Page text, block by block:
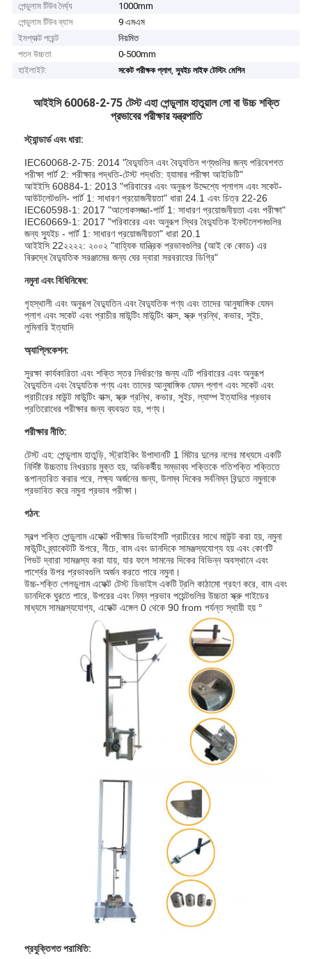
পেন্ডুলাম টিউব দৈর্ঘ্য
1000mm
পেন্ডুলাম টিউব ব্যাস
9 এমএম
ইমপ্যাক্ট পয়েন্ট
নিয়মিত
পতন উচ্চতা
0-500mm
হাইলাইট:
সকেট পরীক্ষক প্লাগ,স্যুইচ লাইফ টেস্টিং মেশিন
আইইসি 60068-2-75 টেস্ট এহা পেন্ডুলাম হাতুয়াল লো বা উচ্চ শক্তি
প্রভাবের পরীক্ষার যন্ত্রপাতি
স্ট্যান্ডার্ড এবং ধারা:
IEC60068-2-75: 2014 "বৈদ্যুতিন এবং বৈদ্যুতিন পণ্যগুলির জন্য পরিবেশগত
পরীক্ষা পার্ট 2: পরীক্ষার পদ্ধতি-টেস্ট পদ্ধতি: হ্যামার পরীক্ষা আইডিটি"
আইইসি 60884-1: 2013 "পরিবারের এবং অনুরূপ উদ্দেশ্যে প্লাগস এবং সকেট-
আউটলেটগুলি- পার্ট 1: সাধারণ প্রয়োজনীয়তা" ধারা 24.1 এবং চিত্র 22-26
IEC60598-1: 2017 "আলোকসজ্জা-পার্ট 1: সাধারণ প্রয়োজনীয়তা এবং পরীক্ষা"
IEC60669-1: 2017 "পরিবারের এবং অনুরূপ স্থির বৈদ্যুতিক ইনস্টলেশনগুলির
জন্য স্যুইচ - পার্ট 1: সাধারণ প্রয়োজনীয়তা" ধারা 20.1
আইইসি 22২২২২: ২০০২ "বাহ্যিক যান্ত্রিক প্রভাবগুলির (আই কে কোড) এর
বিরুদ্ধে বৈদ্যুতিক সরঞ্জামের জন্য ঘের দ্বারা সরবরাহের ডিগ্রি"
নমুনা এবং বিধিনিষেধ:
গৃহস্থালী এবং অনুরূপ বৈদ্যুতিন এবং বৈদ্যুতিক পণ্য এবং তাদের আনুষাঙ্গিক যেমন
প্লাগ এবং সকেট এবং প্রাচীর মাউন্টিং মাউন্টিং বাক্স, স্ক্রু গ্রন্থি, কভার, সুইচ,
লুমিনারি ইত্যাদি
অ্যাপ্লিকেশন:
সুরক্ষা কার্যকারিতা এবং শক্তি স্তর নির্ধারণের জন্য এটি পরিবারের এবং অনুরূপ
বৈদ্যুতিন এবং বৈদ্যুতিক পণ্য এবং তাদের আনুষাঙ্গিক যেমন প্লাগ এবং সকেট এবং
প্রাচীরের মাউন্ট মাউন্টিং বাক্স, স্ক্রু গ্রন্থি, কভার, সুইচ, ল্যাম্প ইত্যাদির প্রভাব
প্রতিরোধের পরীক্ষার জন্য ব্যবহৃত হয়, পণ্য।
পরীক্ষার নীতি:
টেস্ট এহ: পেন্ডুলাম হাতুড়ি, স্ট্রাইকিং উপাদানটি 1 মিটার দুলের নলের মাধ্যমে একটি
নির্দিষ্ট উচ্চতায় নিখরচায় মুক্ত হয়, অভিকর্ষীয় সম্ভাব্য শক্তিকে গতিশক্তি শক্তিতে
রূপান্তরিত করার পরে, লক্ষ্য অর্জনের জন্য, উলম্ব দিকের সর্বনিম্ন বিন্দুতে নমুনাকে
প্রভাবিত করে নমুনা প্রভাব পরীক্ষা।
গঠন:
স্বল্প শক্তি পেন্ডুলাম এফেক্ট পরীক্ষার ডিভাইসটি প্রাচীরের সাথে মাউন্ট করা হয়, নমুনা
মাউন্টিং ব্র্যাকেটটি উপরে, নীচে, বাম এবং ডানদিকে সামঞ্জস্যযোগ্য হয় এবং কোণটি
পিভট দ্বারা সামঞ্জস্য করা যায়, যার ফলে সামনের দিকের বিভিন্ন অবস্থানে এবং
পার্শ্বের উপর প্রভাবগুলি অর্জন করতে পারে নমুনা।
উচ্চ-শক্তি পেলডুলাম এফেক্ট টেস্ট ডিভাইস একটি ট্রলি কাঠামো গ্রহণ করে, বাম এবং
ডানদিকে ঘুরতে পারে, উপরের এবং নিম্ন প্রভাব পয়েন্টগুলির উচ্চতা স্ক্রু গাইডের
মাধ্যমে সামঞ্জস্যযোগ্য, এফেক্ট এঙ্গেল 0 থেকে 90 from পর্যন্ত স্থায়ী হয় °
প্রযুক্তিগত পরামিতি: